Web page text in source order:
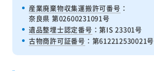
産業廃棄物収集運搬許可番号 ：
奈良県 第02600231091号
遺品整埋士認定番号 ：第IS 23301号
古物商許可証番号 ：第612212530021号